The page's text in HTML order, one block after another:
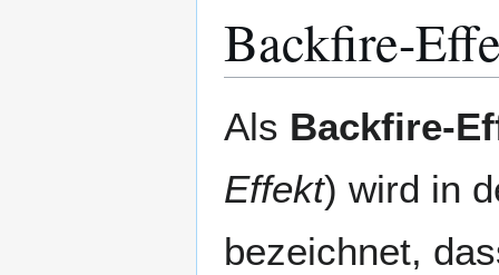
Backfire-
Navigation
Suche
Als Backfire-
Effekt) wird in
bezeichnet,